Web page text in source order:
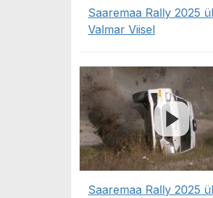
Saaremaa Rally 2025
Valmar Viisel
Saaremaa Rally 2025